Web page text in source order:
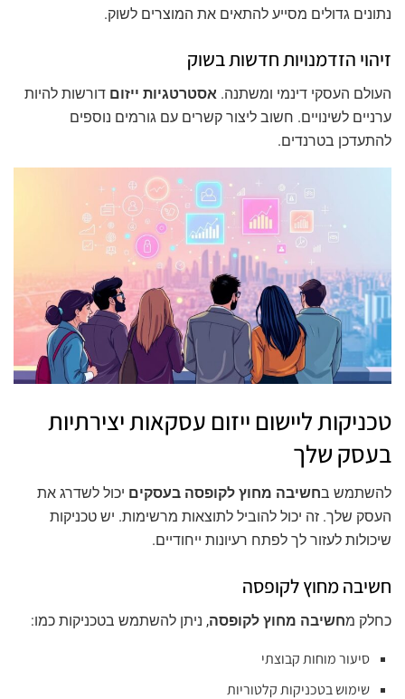
נתונים גדולים מסייע להתאים את המוצרים לשוק.
זיהוי הזדמנויות חדשות בשוק
העולם העסקי דינמי ומשתנה. אסטרטגיות ייזום דורשות להיות
ערניים לשינויים. חשוב ליצור קשרים עם גורמים נוספים
להתעדכן בטרנדים.
טכניקות ליישום ייזום עסקאות יצירתיות
בעסק שלך
להשתמש בחשיבה מחוץ לקופסה בעסקים יכול לשדרג את
העסק שלך. זה יכול להוביל לתוצאות מרשימות. יש טכניקות
שיכולות לעזור לך לפתח רעיונות ייחודיים.
חשיבה מחוץ לקופסה
כחלק מחשיבה מחוץ לקופסה, ניתן להשתמש בטכניקות כמו:
סיעור מוחות קבוצתי
שימוש בטכניקות קלטוריות